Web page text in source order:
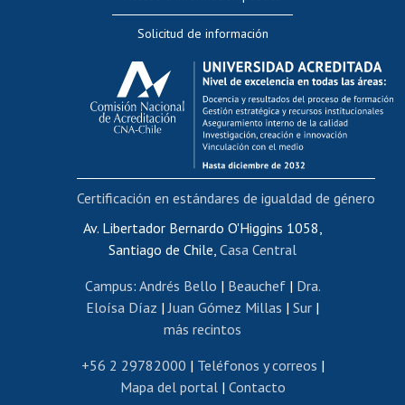
Evaluación docente
Calificación académica
Postulación al AUCAI
Funcionarias/os
Cursos internos de capacitación
Bienestar del personal
Portal de movilidad interna
Certificado de renta
Certificado de renta honorarios
Editar páginas blancas
Extranjeras/os
Revalidación y reconocimiento de títulos
Postulación al Programa de Movilidad Estudiantil
Solicitud de información
Av. Libertador Bernardo O'Higgins 1058,
Santiago de Chile, Casa Central
Campus: Andrés Bello | Beauchef| Dra.
Eloísa Díaz | Juan Gómez Millas | Sur |
más recintos
+56 2 29782000 | Teléfonos y correos |
Mapa del portal| Contacto
Certificación en estándares de igualdad de género